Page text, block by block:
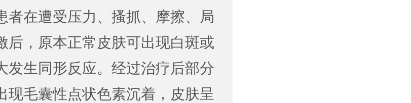
在遭受压力、搔抓、摩擦、局
后，原本正常皮肤可出现白斑或
发生同形反应。经过治疗后部分
现毛囊性点状色素沉着，皮肤呈